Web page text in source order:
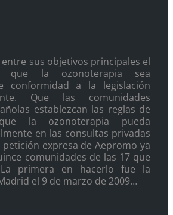
entre sus objetivos principales el
que la ozonoterapia sea
conformidad a la legislación
Que las comunidades
establezcan las reglas de
la ozonoterapia pueda
en las consultas privadas
expresa de Aepromo ya
comunidades de las 17 que
primera en hacerlo fue la
el 9 de marzo de 2009…